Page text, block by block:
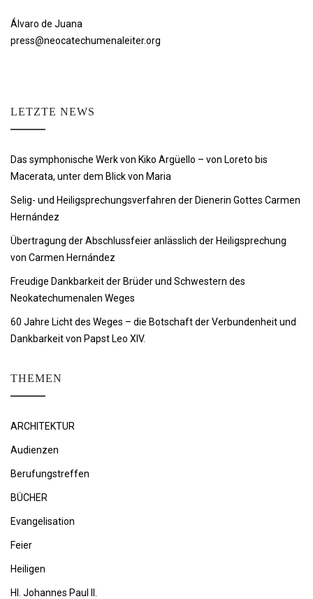
Álvaro de Juana
press@neocatechumenaleiter.org
LETZTE NEWS
Das symphonische Werk von Kiko Argüello – von Loreto bis
Macerata, unter dem Blick von Maria
Selig- und Heiligsprechungsverfahren der Dienerin Gottes Carmen
Hernández
Übertragung der Abschlussfeier anlässlich der Heiligsprechung
von Carmen Hernández
Freudige Dankbarkeit der Brüder und Schwestern des
Neokatechumenalen Weges
60 Jahre Licht des Weges – die Botschaft der Verbundenheit und
Dankbarkeit von Papst Leo XIV.
THEMEN
ARCHITEKTUR
Audienzen
Berufungstreffen
BÜCHER
Evangelisation
Feier
Heiligen
Hl. Johannes Paul II.